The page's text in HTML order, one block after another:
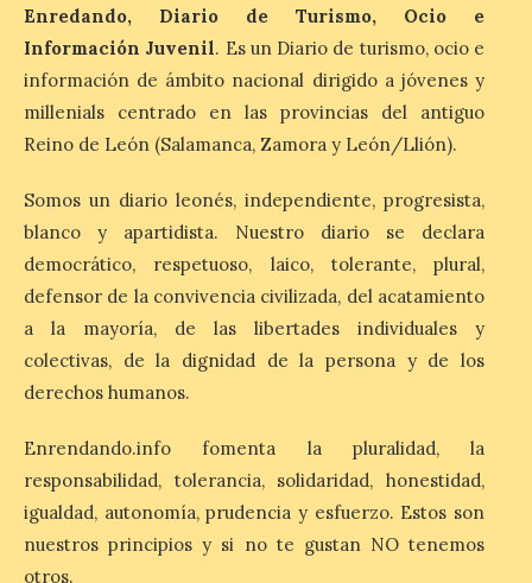
ayuntamiento de
Cabrillanes (Babia) acogen
la muestra ‘Eduardo
Arroyo en la colección del
ILC’
8 Ago 2026
La muestra, que podrá
contemplarse hasta el
próximo 4 de octubre,
plantea tanto los temas
que más preocupaban y
fascinaban a este autor de talla
internacional como las múltiples técnicas
que usó y sus sólidos vínculos con la
Montaña Occidental. […]
Más de 10.000 personas
han visitado las
exposiciones ‘Alma de
América. Arte y mito
precolombino’ y ‘Mundus
Enredando, Diario de Turismo, Ocio e
Información Juvenil. Es un Diario de turismo, ocio e
información de ámbito nacional dirigido a jóvenes y
millenials centrado en las provincias del antiguo
Reino de León (Salamanca, Zamora y León/Llión).
Somos un diario leonés, independiente, progresista,
blanco y apartidista. Nuestro diario se declara
democrático, respetuoso, laico, tolerante, plural,
defensor de la convivencia civilizada, del acatamiento
a la mayoría, de las libertades individuales y
colectivas, de la dignidad de la persona y de los
derechos humanos.
Enrendando.info fomenta la pluralidad, la
responsabilidad, tolerancia, solidaridad, honestidad,
igualdad, autonomía, prudencia y esfuerzo. Estos son
nuestros principios y si no te gustan NO tenemos
otros.